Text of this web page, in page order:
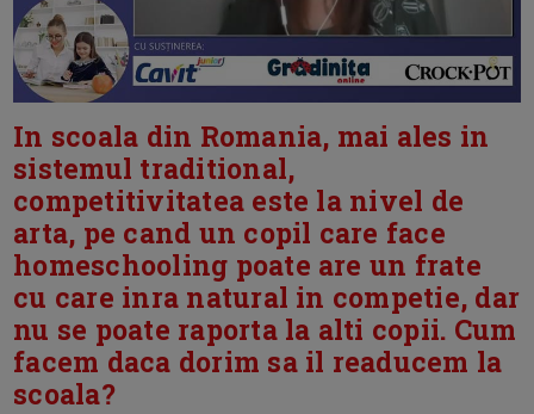
In scoala din Romania, mai ales in
sistemul traditional,
competitivitatea este la nivel de
arta, pe cand un copil care face
homeschooling poate are un frate
cu care inra natural in competie, dar
nu se poate raporta la alti copii. Cum
facem daca dorim sa il readucem la
scoala?